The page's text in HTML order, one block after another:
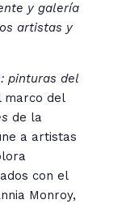
y galería
artistas y
pinturas del
marco del
de la
a artistas
con el
Monroy,